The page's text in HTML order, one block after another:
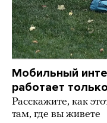
Мобильный
работает
Расскажите, как
там, где вы живете